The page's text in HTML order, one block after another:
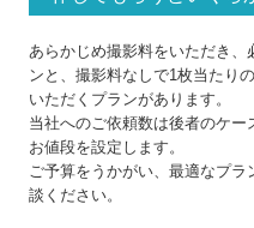
あらかじめ撮影料をいただき、
ンと、撮影料なしで1枚当たり
いただくプランがあります。
当社へのご依頼数は後者のケ
お値段を設定します。
ご予算をうかがい、最適なプ
談ください。